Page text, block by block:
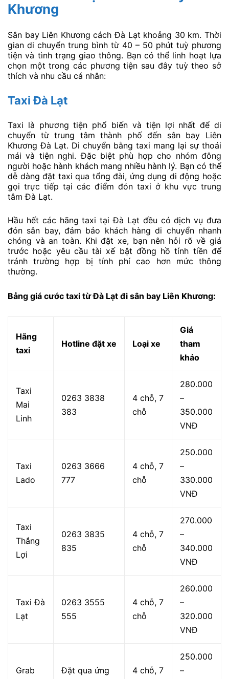
Khương
Sân bay Liên Khương cách Đà Lạt khoảng 30 km. Thời
gian di chuyển trung bình từ 40 – 50 phút tuỳ phương
tiện và tình trạng giao thông. Bạn có thể linh hoạt lựa
chọn một trong các phương tiện sau đây tuỳ theo sở
thích và nhu cầu cá nhân:
Taxi Đà Lạt
Taxi là phương tiện phổ biến và tiện lợi nhất để di
chuyển từ trung tâm thành phố đến sân bay Liên
Khương Đà Lạt. Di chuyển bằng taxi mang lại sự thoải
mái và tiện nghi. Đặc biệt phù hợp cho nhóm đông
người hoặc hành khách mang nhiều hành lý. Bạn có thể
dễ dàng đặt taxi qua tổng đài, ứng dụng di động hoặc
gọi trực tiếp tại các điểm đón taxi ở khu vực trung
tâm Đà Lạt.
Hầu hết các hãng taxi tại Đà Lạt đều có dịch vụ đưa
đón sân bay, đảm bảo khách hàng di chuyển nhanh
chóng và an toàn. Khi đặt xe, bạn nên hỏi rõ về giá
trước hoặc yêu cầu tài xế bật đồng hồ tính tiền để
tránh trường hợp bị tính phí cao hơn mức thông
thường.
Bảng giá cước taxi từ Đà Lạt đi sân bay Liên Khương:
Hãng
taxi
Hotline đặt xe Loại xe
Giá
tham
khảo
Taxi
Mai
Linh
0263 3838
383
4 chỗ, 7
chỗ
280.000
–
350.000
VNĐ
Taxi
Lado
0263 3666
777
4 chỗ, 7
chỗ
250.000
–
330.000
VNĐ
Taxi
Thắng
Lợi
0263 3835
835
4 chỗ, 7
chỗ
270.000
–
340.000
VNĐ
Taxi Đà
Lạt
0263 3555
555
4 chỗ, 7
chỗ
260.000
–
320.000
VNĐ
Grab
Đặt qua ứng
4 chỗ, 7
250.000
–